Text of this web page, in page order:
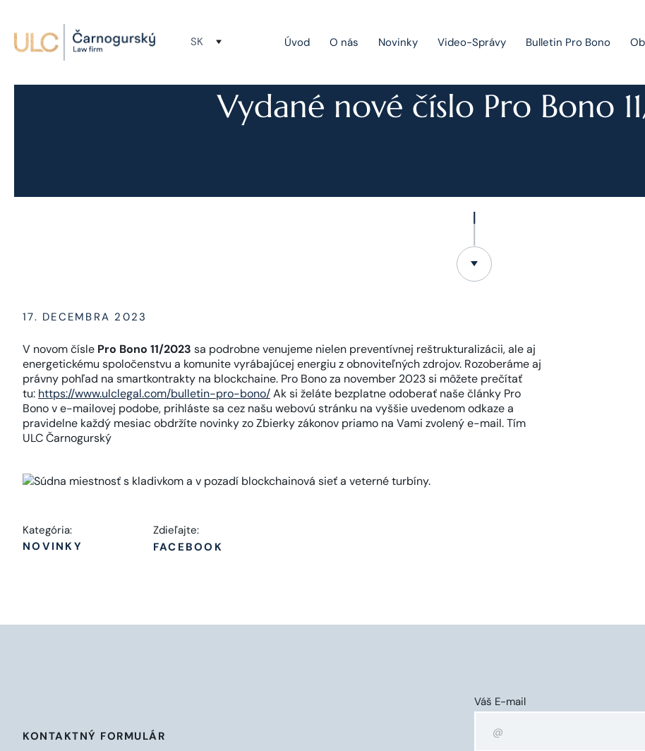
SK Úvod O nás Novinky Video-Správy Bulletin Pro Bono
Vydané nové číslo Pro Bono
17. DECEMBRA 2023
V novom čísle Pro Bono 11/2023 sa podrobne venujeme nielen preventívnej reštrukturalizácii, ale aj
energetickému spoločenstvu a komunite vyrábajúcej energiu z obnoviteľných zdrojov. Rozoberáme aj
právny pohľad na smartkontrakty na blockchaine. Pro Bono za november 2023 si môžete prečítať
tu: https://www.ulclegal.com/bulletin-pro-bono/Ak si želáte bezplatne odoberať naše články Pro
Bono v e-mailovej podobe, prihláste sa cez našu webovú stránku na vyššie uvedenom odkaze a
pravidelne každý mesiac obdržíte novinky zo Zbierky zákonov priamo na Vami zvolený e-mail. Tím
ULC Čarnogurský
Kategória:
NOVINKY
Zdieľajte:
FACEBOOK
KONTAKTNÝ FORMULÁR
Váš E-mail